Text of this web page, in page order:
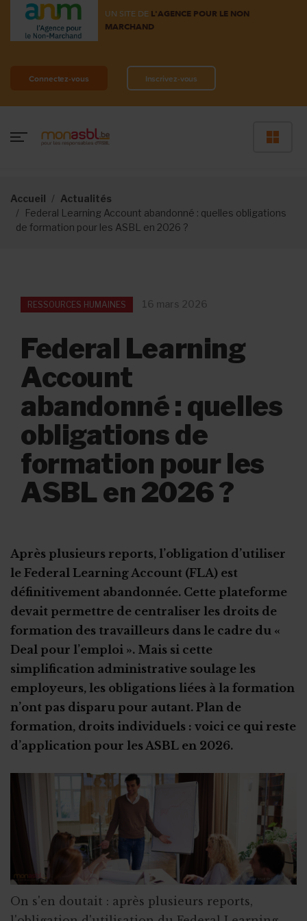
UN SITE DE L'AGENCE POUR LE NON
MARCHAND
Connectez-vous Inscrivez-vous
Accueil
Actualités
Federal Learning Account abandonné : quelles obligations
de formation pour les ASBL en 2026 ?
RESSOURCES HUMAINES 16 mars 2026
Federal Learning
Account
abandonné : quelles
obligations de
formation pour les
ASBL en 2026 ?
Après plusieurs reports, l’obligation d’utiliser
le Federal Learning Account (FLA) est
définitivement abandonnée. Cette plateforme
devait permettre de centraliser les droits de
formation des travailleurs dans le cadre du «
Deal pour l’emploi ». Mais si cette
simplification administrative soulage les
employeurs, les obligations liées à la formation
n’ont pas disparu pour autant. Plan de
formation, droits individuels : voici ce qui reste
d’application pour les ASBL en 2026.
On s'en doutait : après plusieurs reports,